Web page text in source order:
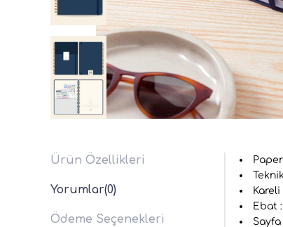
Ürün Özellikleri
Yorumlar(0)
Ödeme Seçenekleri
Ebat :
Sayfa